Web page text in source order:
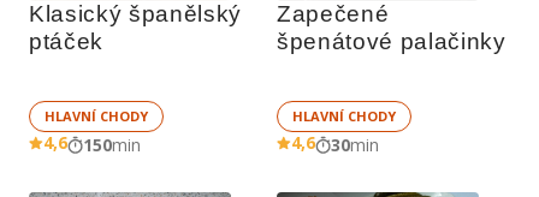
Klasický španělský
ptáček
HLAVNÍ CHODY
4,6 150min
Zapečené
špenátové palačinky
HLAVNÍ CHODY
4,6 30min